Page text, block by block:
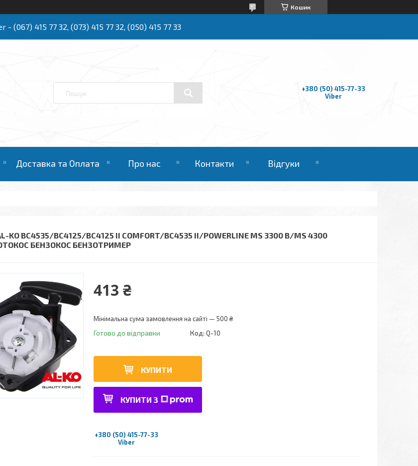
Кошик
- (067) 415 77 32, (073) 415 77 32, (050) 415 77 33
+380 (50) 415-77-33
Viber
Доставка та Оплата Про нас Контакти Відгуки
KO BC4535/BC4125/BC4125 II COMFORT/BC4535 II/POWERLINE MS 3300 B/MS 4300
БЕНЗОКОС БЕНЗОТРИМЕР
413 ₴
Мінімальна сума замовлення на сайті — 500 ₴
Готово до відправки Код: Q-10
КУПИТИ
КУПИТИ З
+380 (50) 415-77-33
Viber